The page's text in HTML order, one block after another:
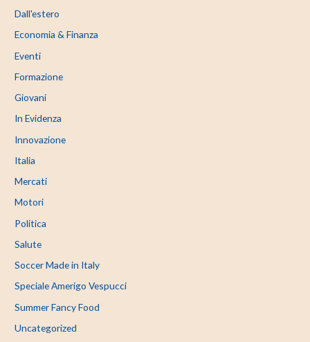
Dall'estero
Economia & Finanza
Eventi
Formazione
Giovani
In Evidenza
Innovazione
Italia
Mercati
Motori
Politica
Salute
Soccer Made in Italy
Speciale Amerigo Vespucci
Summer Fancy Food
Uncategorized